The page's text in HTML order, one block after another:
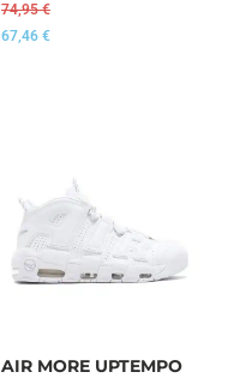
74,95€
67,46 €
AIR MORE UPTEMPO